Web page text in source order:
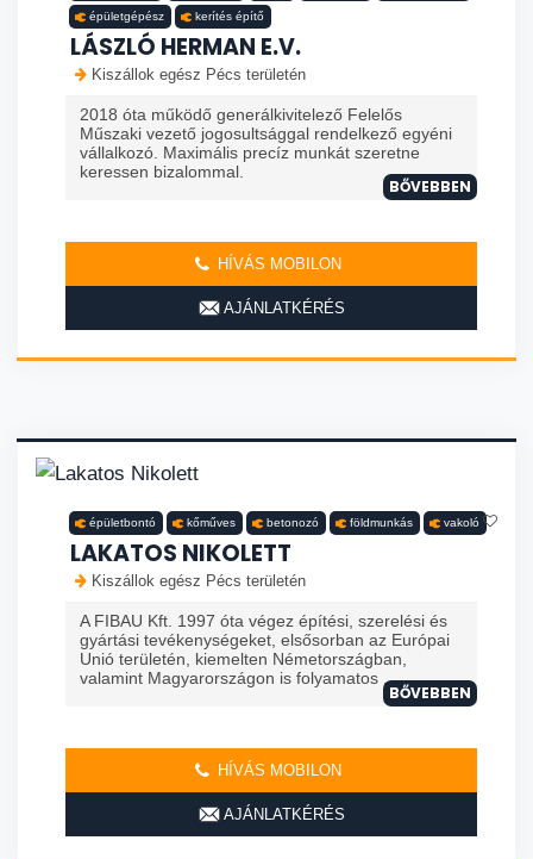
épületgépész kerítés építő
LÁSZLÓ HERMAN E.V.
Kiszállok egész Pécs területén
2018 óta működő generálkivitelező Felelős
Műszaki vezető jogosultsággal rendelkező egyéni
vállalkozó. Maximális precíz munkát szeretne
keressen bizalommal.
BŐVEBBEN
HÍVÁS MOBILON
AJÁNLATKÉRÉS
épületbontó kőműves betonozó földmunkás vakoló
LAKATOS NIKOLETT
Kiszállok egész Pécs területén
A FIBAU Kft. 1997 óta végez építési, szerelési és
gyártási tevékenységeket, elsősorban az Európai
Unió területén, kiemelten Németországban,
valamint Magyarországon is folyamatos ...
BŐVEBBEN
HÍVÁS MOBILON
AJÁNLATKÉRÉS